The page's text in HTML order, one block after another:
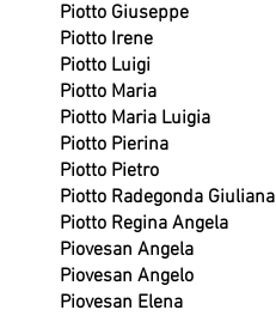
Piotto Giuseppe
Piotto Irene
Piotto Luigi
Piotto Maria
Piotto Maria Luigia
Piotto Pierina
Piotto Pietro
Piotto Radegonda Giuliana
Piotto Regina Angela
Piovesan Angela
Piovesan Angelo
Piovesan Elena